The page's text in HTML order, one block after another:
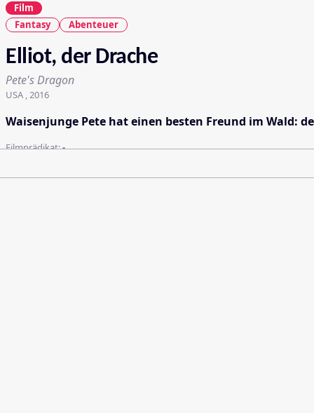
Film
Fantasy
Abenteuer
Elliot, der Drache
Pete's Dragon
USA , 2016
Waisenjunge Pete hat einen besten Freund im Wald:
Filmprädikat:-